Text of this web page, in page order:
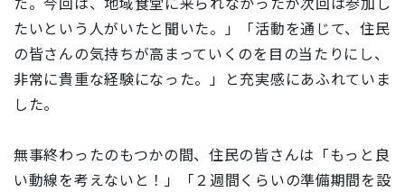
たいという人がいたと聞いた。」「活動を通じて、住民
の皆さんの気持ちが高まっていくのを目の当たりにし、
非常に貴重な経験になった。」と充実感にあふれていま
した。
無事終わったのもつかの間、住民の皆さんは「もっと良
い動線を考えないと！」「２週間くらいの準備期間を設